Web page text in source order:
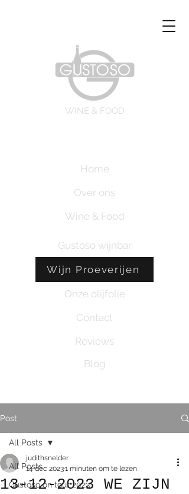
WINE & FOOD
Home
Over ons
Wine & Food
Gustoso wijnbar
Wijn Proeverijen
Onze olijfolie
Contact
Reviews
Blog
Post
All Posts
Gustoso on tour 2023
All Posts
13-12-2023 WE ZIJN
judithsnelder
14 dec 20231 minuten om te lezen